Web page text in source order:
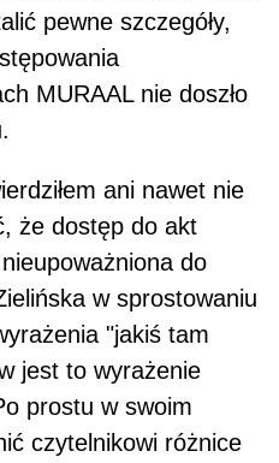
pewne szczegóły,
MURAAL nie doszło
ani nawet nie
że dostęp do akt
do
w sprostowaniu
"jakiś tam
jest to wyrażenie
prostu w swoim
czytelnikowi różnice